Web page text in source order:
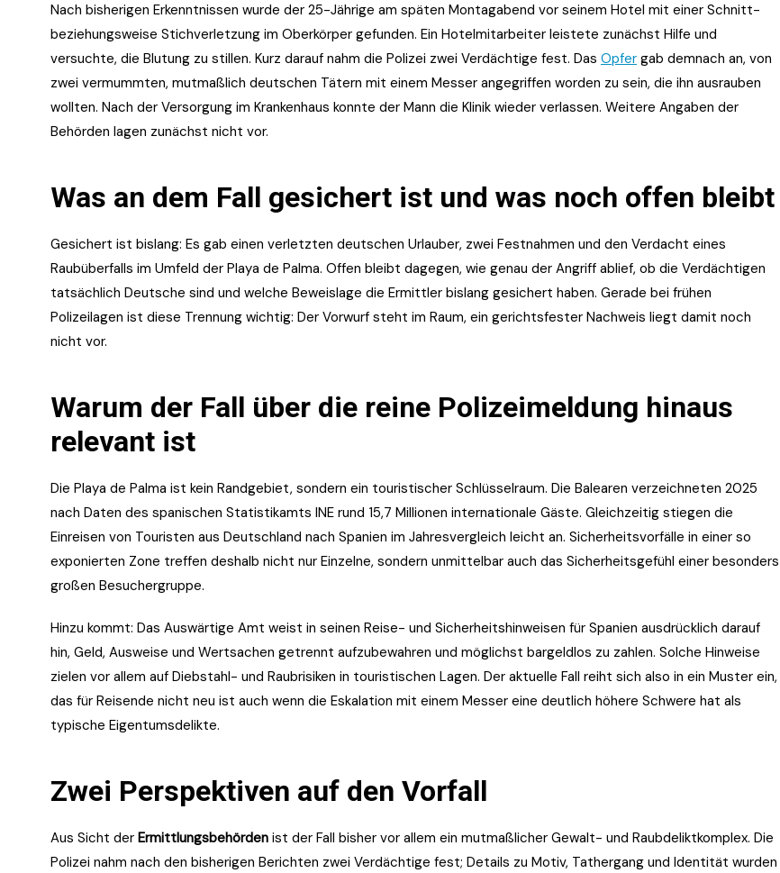
Nach bisherigen Erkenntnissen wurde der 25-Jährige am späten Montagabend vor seinem Hotel mit einer Schnitt-
beziehungsweise Stichverletzung im Oberkörper gefunden. Ein Hotelmitarbeiter leistete zunächst Hilfe und
versuchte, die Blutung zu stillen. Kurz darauf nahm die Polizei zwei Verdächtige fest. Das Opfer gab demnach an, von
zwei vermummten, mutmaßlich deutschen Tätern mit einem Messer angegriffen worden zu sein, die ihn ausrauben
wollten. Nach der Versorgung im Krankenhaus konnte der Mann die Klinik wieder verlassen. Weitere Angaben der
Behörden lagen zunächst nicht vor.
Was an dem Fall gesichert ist und was noch offen bleibt
Gesichert ist bislang: Es gab einen verletzten deutschen Urlauber, zwei Festnahmen und den Verdacht eines
Raubüberfalls im Umfeld der Playa de Palma. Offen bleibt dagegen, wie genau der Angriff ablief, ob die Verdächtigen
tatsächlich Deutsche sind und welche Beweislage die Ermittler bislang gesichert haben. Gerade bei frühen
Polizeilagen ist diese Trennung wichtig: Der Vorwurf steht im Raum, ein gerichtsfester Nachweis liegt damit noch
nicht vor.
Warum der Fall über die reine Polizeimeldung hinaus
relevant ist
Die Playa de Palma ist kein Randgebiet, sondern ein touristischer Schlüsselraum. Die Balearen verzeichneten 2025
nach Daten des spanischen Statistikamts INE rund 15,7 Millionen internationale Gäste. Gleichzeitig stiegen die
Einreisen von Touristen aus Deutschland nach Spanien im Jahresvergleich leicht an. Sicherheitsvorfälle in einer so
exponierten Zone treffen deshalb nicht nur Einzelne, sondern unmittelbar auch das Sicherheitsgefühl einer besonders
großen Besuchergruppe.
Hinzu kommt: Das Auswärtige Amt weist in seinen Reise- und Sicherheitshinweisen für Spanien ausdrücklich darauf
hin, Geld, Ausweise und Wertsachen getrennt aufzubewahren und möglichst bargeldlos zu zahlen. Solche Hinweise
zielen vor allem auf Diebstahl- und Raubrisiken in touristischen Lagen. Der aktuelle Fall reiht sich also in ein Muster ein,
das für Reisende nicht neu ist auch wenn die Eskalation mit einem Messer eine deutlich höhere Schwere hat als
typische Eigentumsdelikte.
Zwei Perspektiven auf den Vorfall
Aus Sicht der Ermittlungsbehörden ist der Fall bisher vor allem ein mutmaßlicher Gewalt- und Raubdeliktkomplex. Die
Polizei nahm nach den bisherigen Berichten zwei Verdächtige fest; Details zu Motiv, Tathergang und Identität wurden